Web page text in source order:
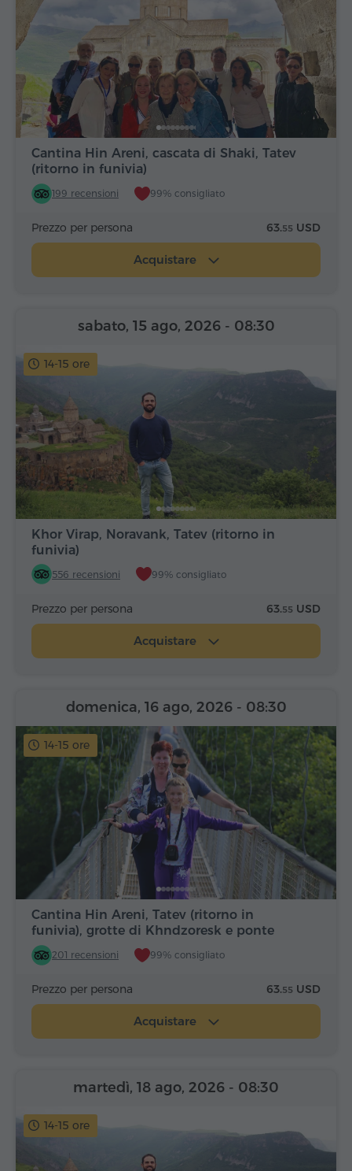
Cantina Hin Areni, cascata di Shaki, Tatev
(ritorno in funivia)
199 recensioni 99% consigliato
Prezzo per persona 63.55 USD
Acquistare
14-15 ore
Khor Virap, Noravank, Tatev (ritorno in
funivia)
556 recensioni 99% consigliato
sabato, 15 ago, 2026 - 08:30
Prezzo per persona 63.55 USD
Acquistare
14-15 ore
Cantina Hin Areni, Tatev (ritorno in
funivia), grotte di Khndzoresk e ponte
201 recensioni 99% consigliato
domenica, 16 ago, 2026 - 08:30
Prezzo per persona 63.55 USD
Acquistare
14-15 ore
martedì, 18 ago, 2026 - 08:30